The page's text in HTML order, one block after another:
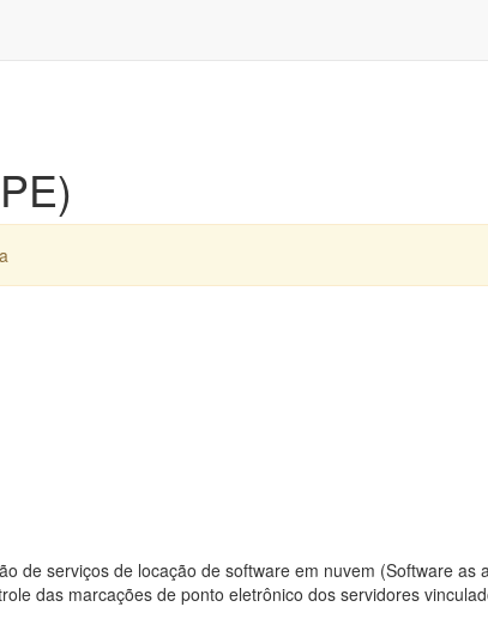
de serviços de locação de software em nuvem (Software as
das marcações de ponto eletrônico dos servidores